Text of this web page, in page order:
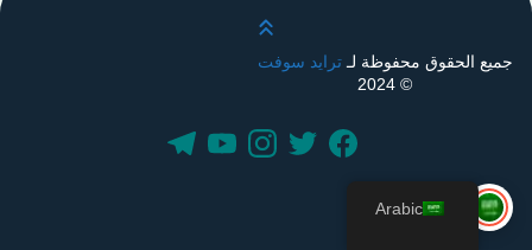
قم بالتمرير لأعلى
جميع الحقوق محفوظة لـترايد سوفت
© 2024
Arabic